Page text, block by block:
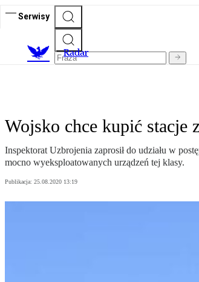
Serwisy
Radar
Wojsko chce kupić stacje
Inspektorat Uzbrojenia zaprosił do udziału w
mocno wyeksploatowanych urządzeń tej klasy.
Publikacja: 25.08.2020 13:19